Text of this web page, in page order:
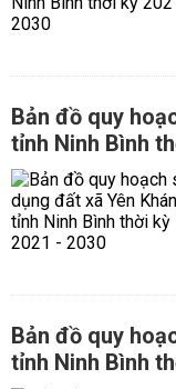
Bản đồ quy
tỉnh Ninh Bình
Bản đồ quy
tỉnh Ninh Bình